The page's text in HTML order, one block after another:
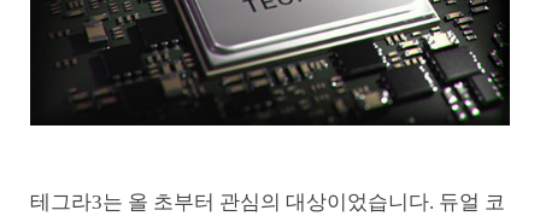
테그라3는 올 초부터 관심의 대상이었습니다. 듀얼 코